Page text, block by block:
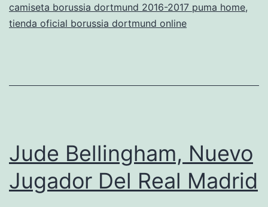
por
camiseta borussia dortmund 2016-2017 puma home,
tienda oficial borussia dortmund online
Jude Bellingham, Nuevo
Jugador Del Real Madrid